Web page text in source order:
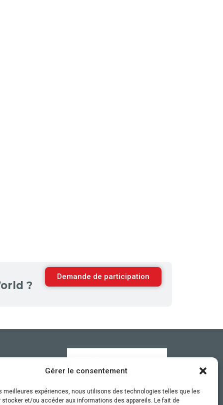
Gérer le consentement
meilleures expériences, nous utilisons des technologies telles que les
stocker et/ou accéder aux informations des appareils. Le fait de
?
Demande de participation